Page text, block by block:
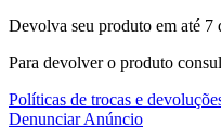
Devolva seu produto em até 7
Para devolver o produto
Políticas de trocas e
Denunciar Anúncio